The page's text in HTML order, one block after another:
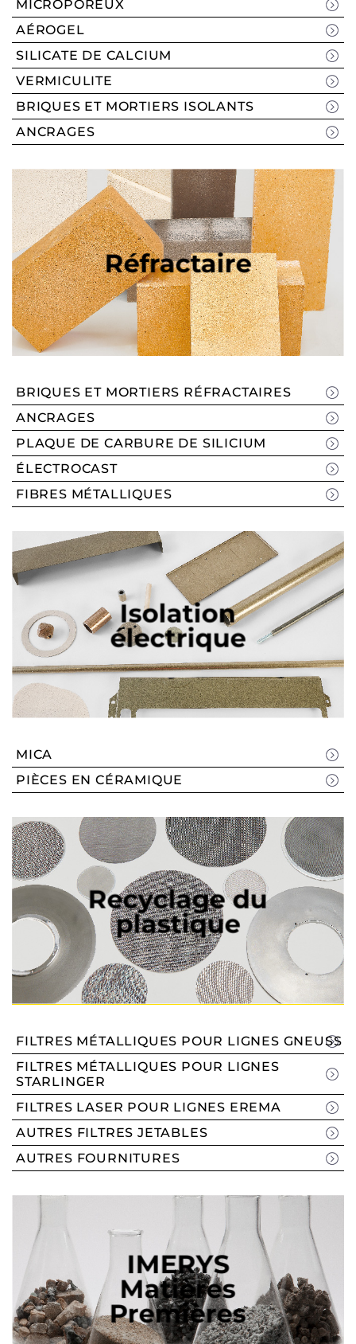
MICROPOREUX
AÉROGEL
SILICATE DE CALCIUM
VERMICULITE
BRIQUES ET MORTIERS ISOLANTS
ANCRAGES
Réfractaire
BRIQUES ET MORTIERS RÉFRACTAIRES
ANCRAGES
PLAQUE DE CARBURE DE SILICIUM
ÉLECTROCAST
FIBRES MÉTALLIQUES
Isolation
électrique
MICA
PIÈCES EN CÉRAMIQUE
Recyclage du
plastique
FILTRES MÉTALLIQUES POUR LIGNES GNEUSS
FILTRES MÉTALLIQUES POUR LIGNES
STARLINGER
FILTRES LASER POUR LIGNES EREMA
AUTRES FILTRES JETABLES
AUTRES FOURNITURES
IMERYS
Matières
Premières